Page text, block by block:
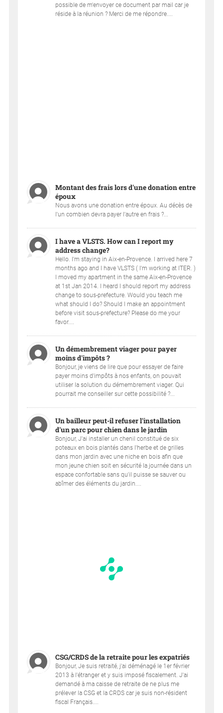
possible de m'envoyer ce document par mail car je
réside à la réunion ? Merci de me répondre....
Montant des frais lors d'une donation entre
époux
Nous avons une donation entre époux. Au décès de
l'un combien devra payer l'autre en frais ?...
I have a VLSTS. How can I report my
address change?
Hello. I'm staying in Aix-en-Provence. I arrived here 7
months ago and I have VLSTS ( I'm working at ITER. )
I moved my apartment in the same Aix-en-Provence
at 1st Jan 2014. I heard I should report my address
change to sous-prefecture. Would you teach me
what should I do? Should I make an appointment
before visit sous-prefecture? Please do me your
favor....
Un démembrement viager pour payer
moins d'impôts ?
Bonjour, je viens de lire que pour essayer de faire
payer moins d'impôts à nos enfants, on pouvait
utiliser la solution du démembrement viager. Qui
pourrait me conseiller sur cette possibilité ?...
Un bailleur peut-il refuser l'installation
d'un parc pour chien dans le jardin
Bonjour, J'ai installer un chenil constitué de six
poteaux en bois plantés dans l'herbe et de grilles
dans mon jardin avec une niche en bois afin que
mon jeune chien soit en sécurité la journée dans un
espace confortable sans qu'il puisse se sauver ou
abîmer des éléments du jardin....
CSG/CRDS de la retraite pour les expatriés
Bonjour, Je suis retraité, j'ai déménagé le 1er février
2013 à l'étranger et y suis imposé fiscalement. J'ai
demandé à ma caisse de retraite de ne plus me
prélever la CSG et la CRDS car je suis non-résident
fiscal Français....